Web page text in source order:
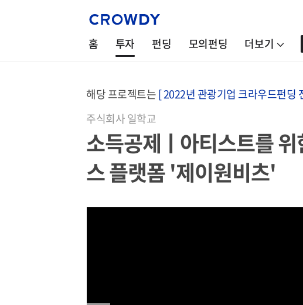
홈 투자 펀딩 모의펀딩 더보기
해당 프로젝트는[ 2022년 관광기업 크라우드펀딩
주식회사 일학교
소득공제ㅣ아티스트를
스 플랫폼 '제이원비츠'